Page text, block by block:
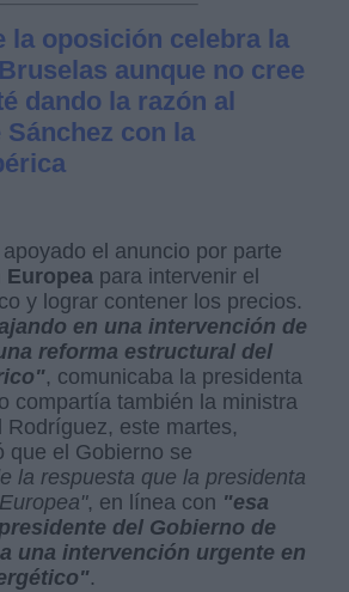
la oposición celebra la
aunque no cree
dando la razón al
con la
apoyado el anuncio por parte
Europea para intervenir el
y lograr contener los precios.
en una intervención de
reforma estructural del
, comunicaba la presidenta
compartía también la ministra
Rodríguez, este martes,
que el Gobierno se
la respuesta que la presidenta
, en línea con "esa
del Gobierno de
una intervención urgente en
.